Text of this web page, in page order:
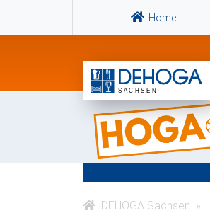
Home
DEHOGA Sachsen